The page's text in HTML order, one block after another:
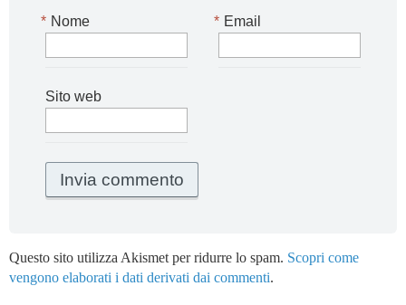
Nome
* Email
*
Sito web
Questo sito utilizza Akismet per ridurre lo spam. Scopri come
vengono elaborati i dati derivati dai commenti.